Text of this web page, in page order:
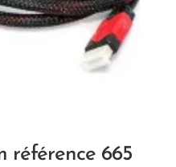
référence 665